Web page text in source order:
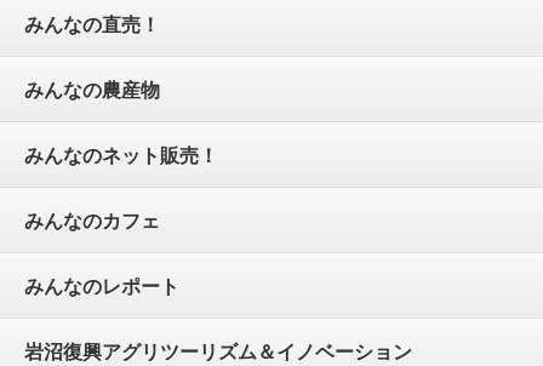
みんなの直売！
みんなの農産物
みんなのネット販売！
みんなのカフェ
みんなのレポート
岩沼復興アグリツーリズム＆イノベーション